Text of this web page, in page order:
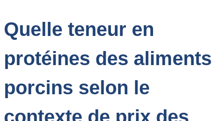
Quelle teneur en
protéines des aliments
porcins selon le
contexte de prix des